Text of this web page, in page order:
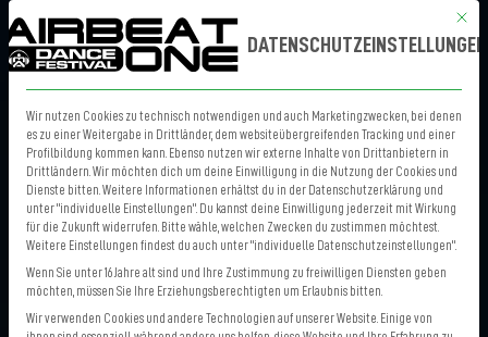
TICKETS MENÜ
Mit
DATENSCHUTZEINSTELLUNGEN
Wir nutzen Cookies zu technisch notwendigen und auch Marketingzwecken, bei denen
es zu einer Weitergabe in Drittländer, dem websiteübergreifenden Tracking und einer
Profilbildung kommen kann. Ebenso nutzen wir externe Inhalte von Drittanbietern in
Drittländern. Wir möchten dich um deine Einwilligung in die Nutzung der Cookies und
Dienste bitten. Weitere Informationen erhältst du in der Datenschutzerklärung und
unter "individuelle Einstellungen". Du kannst deine Einwilligung jederzeit mit Wirkung
für die Zukunft widerrufen. Bitte wähle, welchen Zwecken du zustimmen möchtest.
Weitere Einstellungen findest du auch unter "individuelle Datenschutzeinstellungen".
Wenn Sie unter 16 Jahre alt sind und Ihre Zustimmung zu freiwilligen Diensten geben
möchten, müssen Sie Ihre Erziehungsberechtigten um Erlaubnis bitten.
Wir verwenden Cookies und andere Technologien auf unserer Website. Einige von